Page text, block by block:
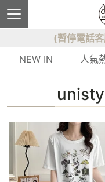
(暫停電話
NEW IN
人氣